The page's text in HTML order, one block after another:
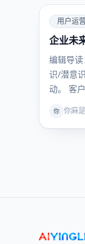
爱
用户运
用户运
企业未
编辑导
识/潜意
动。 客
你 你麻